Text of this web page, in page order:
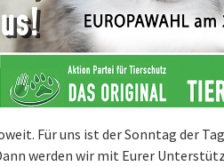
Für uns ist der Sonntag der
werden wir mit Eurer